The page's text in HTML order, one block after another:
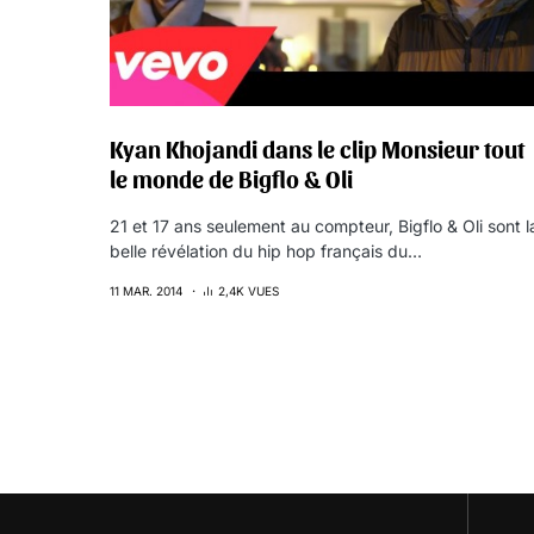
Kyan Khojandi dans le clip Monsieur tout
le monde de Bigflo & Oli
21 et 17 ans seulement au compteur, Bigflo & Oli sont
belle révélation du hip hop français du…
11 MAR. 2014 2,4K VUES